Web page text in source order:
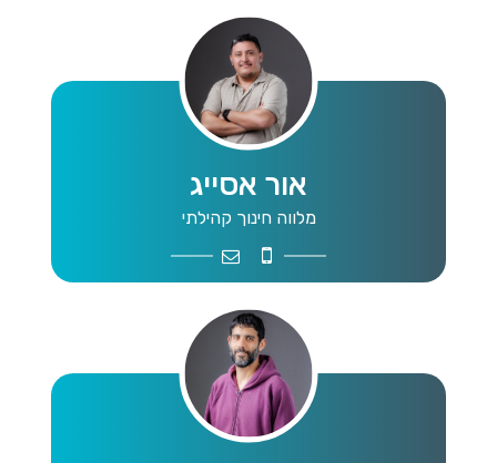
אור אסייג
מלווה חינוך קהילתי
0547281154
orassiag@gmail.com